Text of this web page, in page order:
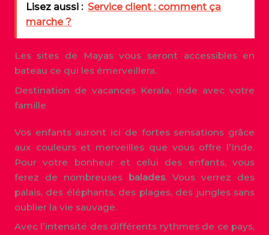
Lisez aussi : Service client : comment ça
marche ?
Les sites de Mayas vous seront accessibles en
bateau ce qui les émerveillera.
Destination de vacances Kerala, Inde avec votre
famille
Vos enfants auront ici de fortes sensations grâce
aux couleurs et merveilles que vous offre l’Inde.
Pour votre bonheur et celui des enfants, vous
ferez de nombreuses balades. Vous verrez des
palais, des éléphants, des plages, des jungles sans
oublier la vie sauvage.
Avec l’intensité des différents rythmes de ce pays,